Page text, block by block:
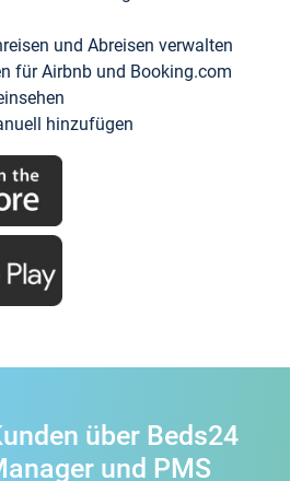
und Abreisen verwalten
für Airbnb und Booking.com
hinzufügen
über Beds24
und PMS